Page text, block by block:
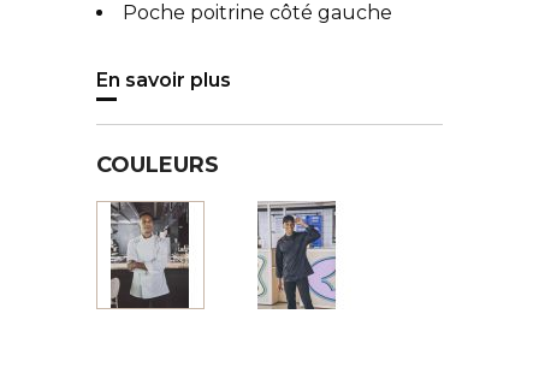
Poche poitrine côté gauche
En savoir plus
COULEURS